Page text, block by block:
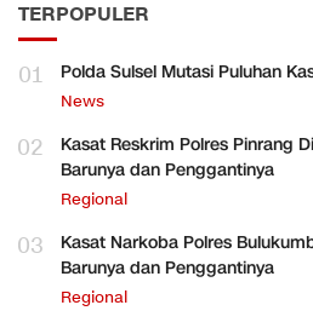
TERPOPULER
01 Polda Sulsel Mutasi Puluhan
News
02
Kasat Reskrim Polres Pinrang
Barunya dan Penggantinya
Regional
03
Kasat Narkoba Polres
Barunya dan Penggantinya
Regional